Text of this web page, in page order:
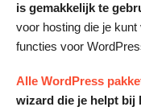
is gemakkelijk te
voor hosting die je
functies voor
Alle WordPress
wizard die je helpt bij